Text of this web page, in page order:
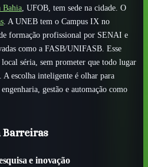
Bahia , UFOB, tem sede na cidade. O
. A UNEB tem o Campus IX no
formação profissional por SENAI e
como a FASB/UNIFASB. Esse
séria, sem prometer que todo lugar
escolha inteligente é olhar para
gestão e automação como
Barreiras
e inovação